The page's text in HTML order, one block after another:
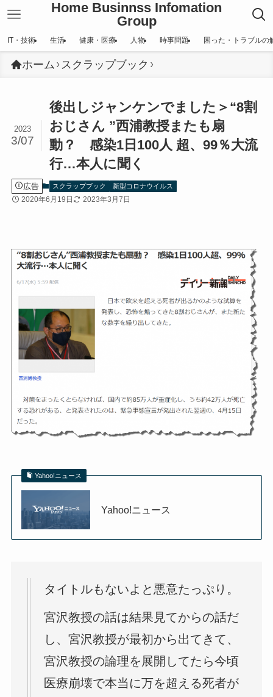
Home Businnss Infomation
Group
IT・技術 生活 健康・医療 人物 時事問題 困った・トラブルの
ホーム スクラップブック
後出しジャンケンでました＞“8割
おじさん ”西浦教授またも扇
動？ 感染1日100人 超、99％大流
行…本人に聞く
2023
3/07
広告 スクラップブック 新型コロナウイルス
2020年6月19日 2023年3月7日
Yahoo!ニュース
Yahoo!ニュース
タイトルもないよと悪意たっぷり。
宮沢教授の話は結果見てからの話だ
し、宮沢教授が最初から出てきて、
宮沢教授の論理を展開してたら今頃
医療崩壊で本当に万を超える死者が